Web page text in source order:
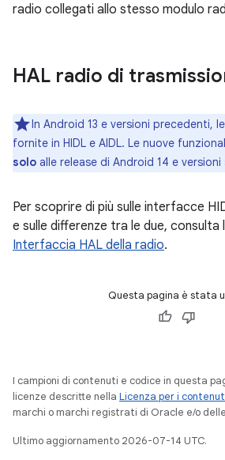
radio collegati allo stesso modulo
HAL radio di
In Android 13 e versioni precedenti,
fornite in HIDL e AIDL. Le nuove
solo alle release di Android 14 e versioni
Per scoprire di più sulle interfacce
e sulle differenze tra le due, consulta
Interfaccia HAL della radio.
Questa pagina è stata
I campioni di contenuti e codice in questa
licenze descritte nella Licenza per i
marchi o marchi registrati di Oracle e/o
Ultimo aggiornamento 2026-07-14 UTC.